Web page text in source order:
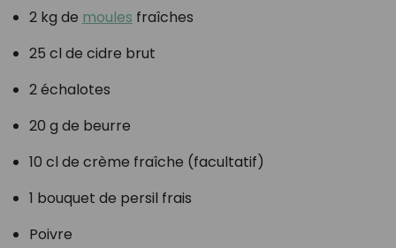
2 kg de moules fraîches
25 cl de cidre brut
2 échalotes
20 g de beurre
10 cl de crème fraîche (facultatif)
1 bouquet de persil frais
Poivre